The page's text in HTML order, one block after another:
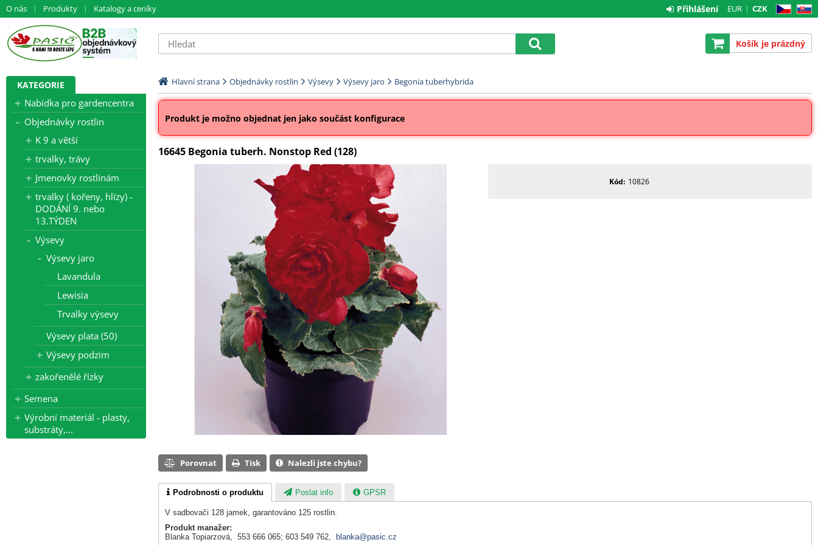
O nás Produkty Katalogy a ceníky CZ SK
EUR CZK
Přihlášení
Košík je prázdný
KATEGORIE
Nabídka pro gardencentra
Objednávky rostlin
K 9 a větší
trvalky, trávy
Jmenovky rostlinám
trvalky ( kořeny, hlízy) -
DODÁNÍ 9. nebo
13.TÝDEN
Výsevy
Výsevy jaro
Lavandula
Lewisia
Trvalky výsevy
Výsevy plata (50)
Výsevy podzim
zakořenělé řízky
Semena
Výrobní materiál - plasty,
substráty,...
Hlavní strana Objednávky rostlin Výsevy Výsevy jaro Begonia tuberhybrida
Produkt je možno objednat jen jako součást konfigurace
16645 Begonia tuberh. Nonstop Red (128)
Kód 10826
Porovnat Tisk Nalezli jste chybu?
Podrobnosti o produktu Poslat info GPSR
V sadbovači 128 jamek, garantováno 125 rostlin.
Produkt manažer:
Blanka Topiarzová, 553 666 065; 603 549 762,
blanka@pasic.cz